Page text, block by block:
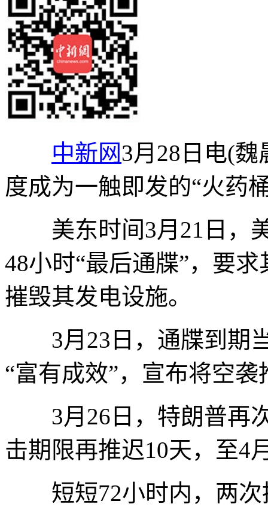
中新网3月28日电(
度成为一触即发的“火药
美东时间3月21日，美
48小时“最后通牒”，要
摧毁其发电设施。
3月23日，通牒到期当
“富有成效”，宣布将空袭
3月26日，特朗普再次
击期限再推迟10天，至4
短短72小时内，两次